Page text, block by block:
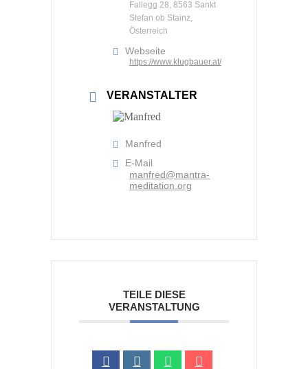
Fallegg 28, 8563 Sankt
Stefan ob Stainz,
Österreich
Webseite
https://www.klugbauer.at/
VERANSTALTER
Manfred
E-Mail
manfred@mantra-
meditation.org
TEILE DIESE
VERANSTALTUNG